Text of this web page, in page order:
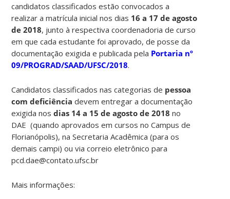
candidatos classificados estão convocados a
realizar a matrícula inicial nos dias 16 a 17 de agosto
de 2018, junto à respectiva coordenadoria de curso
em que cada estudante foi aprovado, de posse da
documentação exigida e publicada pela Portaria nº
09/PROGRAD/SAAD/UFSC/2018.
Candidatos classificados nas categorias de pessoa
com deficiência devem entregar a documentação
exigida nosdias 14 a 15 de agosto de 2018 no
DAE (quando aprovados em cursos no Campus de
Florianópolis), na Secretaria Acadêmica (para os
demais campi) ou via correio eletrônico para
pcd.dae@contato.ufsc.br
Mais informações: